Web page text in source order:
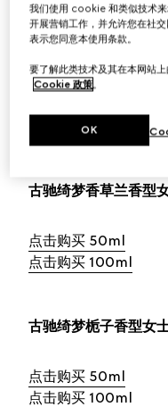
点击购买 100ml
古驰绮梦香草兰香型
点击购买 50ml
点击购买 100ml
古驰绮梦栀子香型女
点击购买 50ml
点击购买 100ml
我们使用 cookie 和类似技术来
开展营销工作，并允许您在社
表示您同意本使用条款。
要了解此类技术及其在本网站
Cookie 政策。
OK